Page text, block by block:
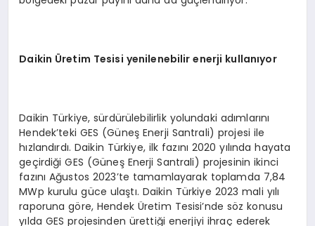
Daikin Üretim Tesisi yenilenebilir enerji kullanıyor
Daikin Türkiye, sürdürülebilirlik yolundaki adımlarını
Hendek’teki GES (Güneş Enerji Santrali) projesi ile
hızlandırdı. Daikin Türkiye, ilk fazını 2020 yılında hayata
geçirdiği GES (Güneş Enerji Santrali) projesinin ikinci
fazını Ağustos 2023’te tamamlayarak toplamda 7,84
MWp kurulu güce ulaştı. Daikin Türkiye 2023 mali yılı
raporuna göre, Hendek Üretim Tesisi’nde söz konusu
yılda GES projesinden ürettiği enerjiyi ihraç ederek